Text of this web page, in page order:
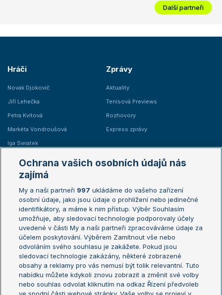
Další partneři
Hráči
Novak Djokovič
Jiří Lehečka
Petra Kvitová
Markéta Vondroušová
Iga Swiatek
Zprávy
Aktuality
Tenisová Previews
Rozhovory
Express zprávy
Žebříčky
Žebříček ATP (muži)
Žebříček WTA (ženy)
Sázkařský žebříček
Australian Open
French Open
Wimbledon
US Open
Turnaj mistrů
Turnaj mistryň
Aktualní trendy
Fotbalové přestupy
Ochrana vašich osobních údajů nás
zajímá
My a naši partneři 997 ukládáme do vašeho zařízení
osobní údaje, jako jsou údaje o prohlížení nebo jedinečné
identifikátory, a máme k nim přístup. Výběr Souhlasím
umožňuje, aby sledovací technologie podporovaly účely
uvedené v části My a naši partneři zpracováváme údaje za
účelem poskytování. Výběrem Zamítnout vše nebo
odvoláním svého souhlasu je zakážete. Pokud jsou
sledovací technologie zakázány, některé zobrazené
obsahy a reklamy pro vás nemusí být tolik relevantní. Tuto
nabídku můžete kdykoli znovu zobrazit a změnit své volby
nebo souhlas odvolat kliknutím na odkaz Řízení předvoleb